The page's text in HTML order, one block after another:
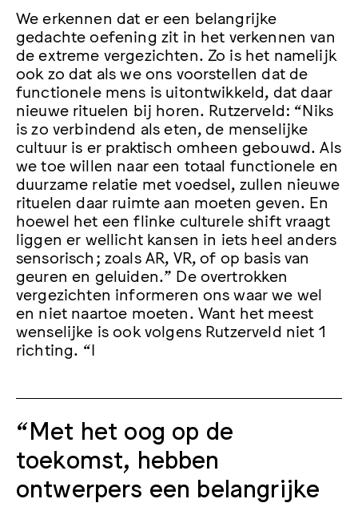
We erkennen dat er een belangrijke
gedachte oefening zit in het verkennen van
de extreme vergezichten. Zo is het namelijk
ook zo dat als we ons voorstellen dat de
functionele mens is uitontwikkeld, dat daar
nieuwe rituelen bij horen. Rutzerveld: “Niks
is zo verbindend als eten, de menselijke
cultuur is er praktisch omheen gebouwd. Als
we toe willen naar een totaal functionele en
duurzame relatie met voedsel, zullen nieuwe
rituelen daar ruimte aan moeten geven. En
hoewel het een flinke culturele shift vraagt
liggen er wellicht kansen in iets heel anders
sensorisch; zoals AR, VR, of op basis van
geuren en geluiden.” De overtrokken
vergezichten informeren ons waar we wel
en niet naartoe moeten. Want het meest
wenselijke is ook volgens Rutzerveld niet 1
richting. “I
“Met het oog op de
toekomst, hebben
ontwerpers een belangrijke